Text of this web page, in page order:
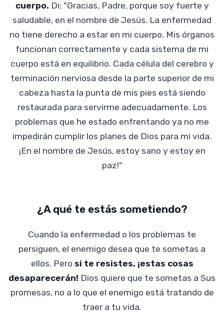
cuerpo. Di: "Gracias, Padre, porque soy fuerte y
saludable, en el nombre de Jesús. La enfermedad
no tiene derecho a estar en mi cuerpo. Mis órganos
funcionan correctamente y cada sistema de mi
cuerpo está en equilibrio. Cada célula del cerebro y
terminación nerviosa desde la parte superior de mi
cabeza hasta la punta de mis pies está siendo
restaurada para servirme adecuadamente. Los
problemas que he estado enfrentando ya no me
impedirán cumplir los planes de Dios para mi vida.
¡En el nombre de Jesús, estoy sano y estoy en
paz!"
¿A qué te estás sometiendo?
Cuando la enfermedad o los problemas te
persiguen, el enemigo desea que te sometas a
ellos. Pero si te resistes, ¡estas cosas
desaparecerán! Dios quiere que te sometas a Sus
promesas, no a lo que el enemigo está tratando de
traer a tu vida.